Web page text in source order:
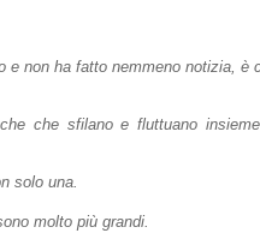
e non ha fatto nemmeno notizia, è
che sfilano e fluttuano
solo una.
molto più grandi.